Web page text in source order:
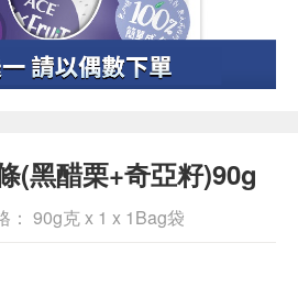
(黑醋栗+奇亞籽)90g
： 90g克 x 1 x 1Bag袋